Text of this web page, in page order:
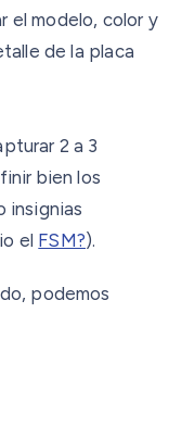
el modelo, color y
de la placa
2 a 3
bien los
insignias
el FSM?).
podemos